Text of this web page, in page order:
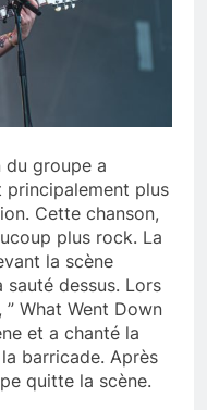
du groupe a
principalement plus
Cette chanson,
plus rock. La
la scène
sauté dessus. Lors
What Went Down
et a chanté la
barricade. Après
quitte la scène.